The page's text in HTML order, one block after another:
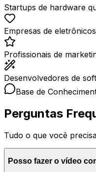
Startups de hardware
Empresas de
Profissionais de
Desenvolvedores de
Base de
Perguntas
Tudo o que você
Posso fazer o vídeo